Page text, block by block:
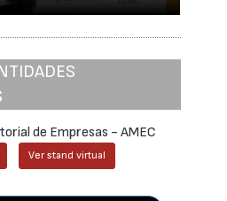
de Empresas - AMEC
Ver stand virtual